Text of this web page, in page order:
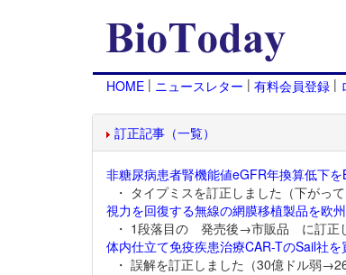
HOME | ニュースレター | 有料会員登録 |
訂正記事（一覧）
非糖尿病患者腎機能値eGFR年換算低下
・ タイプミスを訂正しました（下がっ
視力を回復する無線の網膜移植製品を欧
・ 1段落目の 発売後→市販品 に訂正
体内仕立て免疫疾患治療CAR-TのSail社
・ 誤解を訂正しました（30億ドル弱